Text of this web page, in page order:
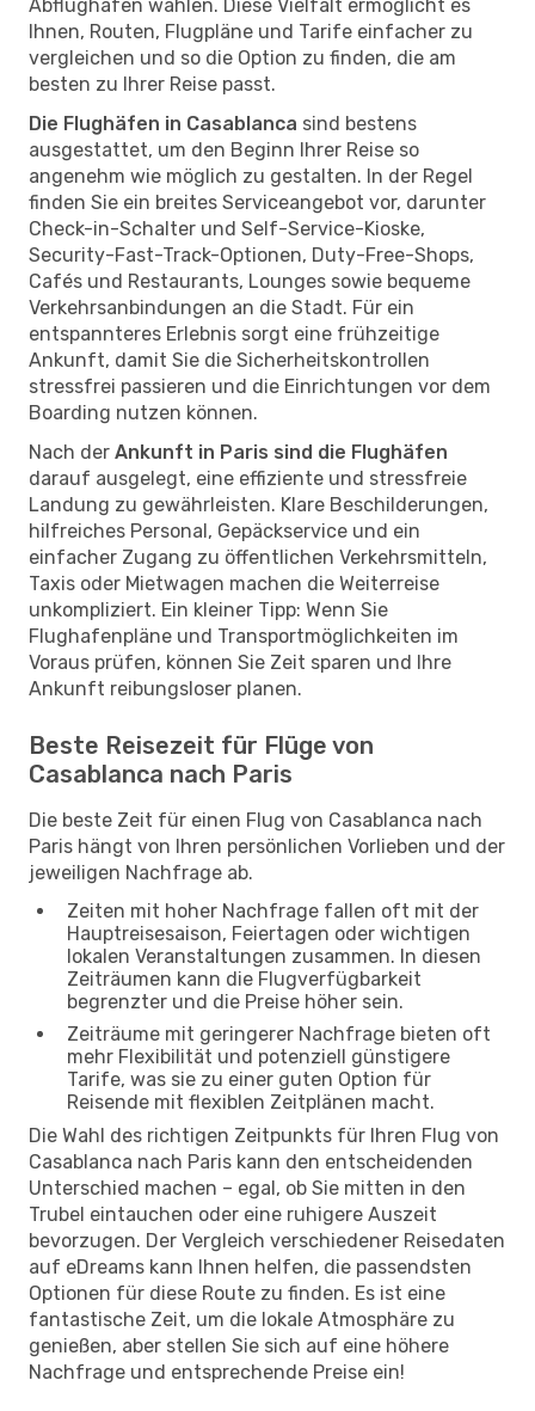
Abflughäfen wählen. Diese Vielfalt ermöglicht es
Ihnen, Routen, Flugpläne und Tarife einfacher zu
vergleichen und so die Option zu finden, die am
besten zu Ihrer Reise passt.
Die Flughäfen in Casablanca sind bestens
ausgestattet, um den Beginn Ihrer Reise so
angenehm wie möglich zu gestalten. In der Regel
finden Sie ein breites Serviceangebot vor, darunter
Check-in-Schalter und Self-Service-Kioske,
Security-Fast-Track-Optionen, Duty-Free-Shops,
Cafés und Restaurants, Lounges sowie bequeme
Verkehrsanbindungen an die Stadt. Für ein
entspannteres Erlebnis sorgt eine frühzeitige
Ankunft, damit Sie die Sicherheitskontrollen
stressfrei passieren und die Einrichtungen vor dem
Boarding nutzen können.
Nach der Ankunft in Paris sind die Flughäfen
darauf ausgelegt, eine effiziente und stressfreie
Landung zu gewährleisten. Klare Beschilderungen,
hilfreiches Personal, Gepäckservice und ein
einfacher Zugang zu öffentlichen Verkehrsmitteln,
Taxis oder Mietwagen machen die Weiterreise
unkompliziert. Ein kleiner Tipp: Wenn Sie
Flughafenpläne und Transportmöglichkeiten im
Voraus prüfen, können Sie Zeit sparen und Ihre
Ankunft reibungsloser planen.
Beste Reisezeit für Flüge von
Casablanca nach Paris
Die beste Zeit für einen Flug von Casablanca nach
Paris hängt von Ihren persönlichen Vorlieben und der
jeweiligen Nachfrage ab.
Zeiten mit hoher Nachfrage fallen oft mit der
Hauptreisesaison, Feiertagen oder wichtigen
lokalen Veranstaltungen zusammen. In diesen
Zeiträumen kann die Flugverfügbarkeit
begrenzter und die Preise höher sein.
Zeiträume mit geringerer Nachfrage bieten oft
mehr Flexibilität und potenziell günstigere
Tarife, was sie zu einer guten Option für
Reisende mit flexiblen Zeitplänen macht.
Die Wahl des richtigen Zeitpunkts für Ihren Flug von
Casablanca nach Paris kann den entscheidenden
Unterschied machen – egal, ob Sie mitten in den
Trubel eintauchen oder eine ruhigere Auszeit
bevorzugen. Der Vergleich verschiedener Reisedaten
auf eDreams kann Ihnen helfen, die passendsten
Optionen für diese Route zu finden. Es ist eine
fantastische Zeit, um die lokale Atmosphäre zu
genießen, aber stellen Sie sich auf eine höhere
Nachfrage und entsprechende Preise ein!